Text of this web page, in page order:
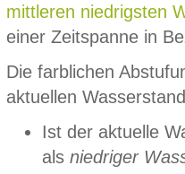
mittleren niedrigsten
einer Zeitspanne in
Die farblichen
aktuellen
Ist der aktuelle
als niedriger